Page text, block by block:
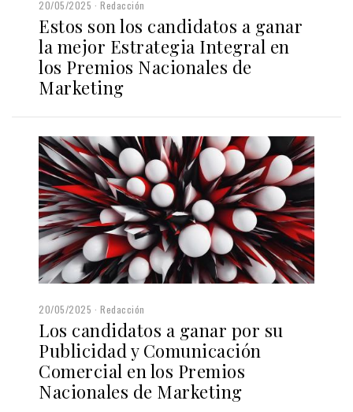
20/05/2025 Redacción
Estos son los candidatos a ganar
la mejor Estrategia Integral en
los Premios Nacionales de
Marketing
20/05/2025 Redacción
Los candidatos a ganar por su
Publicidad y Comunicación
Comercial en los Premios
Nacionales de Marketing